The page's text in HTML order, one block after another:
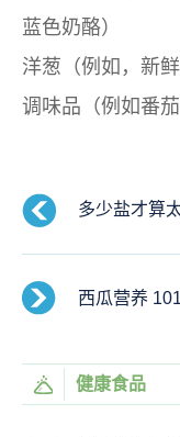
蓝色奶酪）
洋葱（例如，新鲜
调味品（例如番
多少盐才算
西瓜营养
健康食品